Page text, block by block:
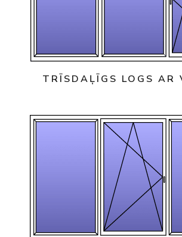
TRĪSDAĻĪGS LOGS AR